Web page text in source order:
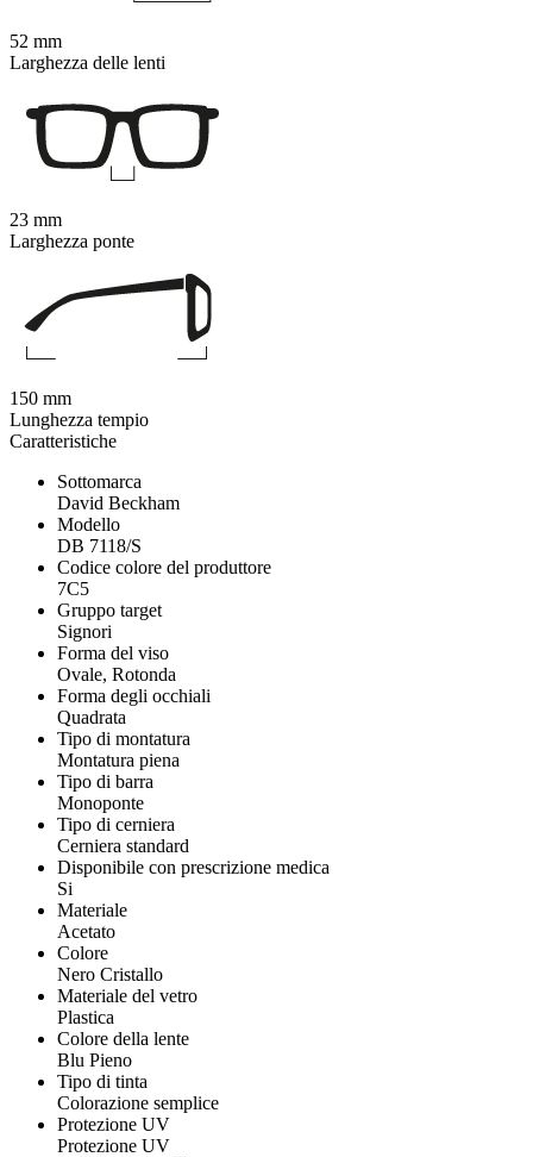
Caratteristiche
Sottomarca
David Beckham
Modello
DB 7118/S
Codice colore del produttore
7C5
Gruppo target
Signori
Forma del viso
Ovale, Rotonda
Forma degli occhiali
Quadrata
Tipo di montatura
Montatura piena
Tipo di barra
Monoponte
Tipo di cerniera
Cerniera standard
Disponibile con prescrizione medica
Si
Materiale
Acetato
Colore
Nero Cristallo
Materiale del vetro
Plastica
Colore della lente
Blu Pieno
Tipo di tinta
Colorazione semplice
Protezione UV
Protezione UV
52 mm
Larghezza delle lenti
23 mm
Larghezza ponte
150 mm
Lunghezza tempio